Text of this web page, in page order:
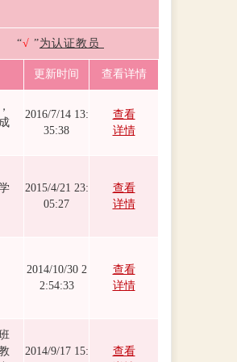
√ ”为认证教员
更新时间 查看详情
2016/7/14 13:
35:38
查看
详情
2015/4/21 23:
05:27
查看
详情
2014/10/30 2
2:54:33
查看
详情
2014/9/17 15:
查看